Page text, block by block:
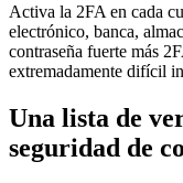
Activa la 2FA en cada
electrónico, banca,
contraseña fuerte más
extremadamente difícil
Una lista de
seguridad de